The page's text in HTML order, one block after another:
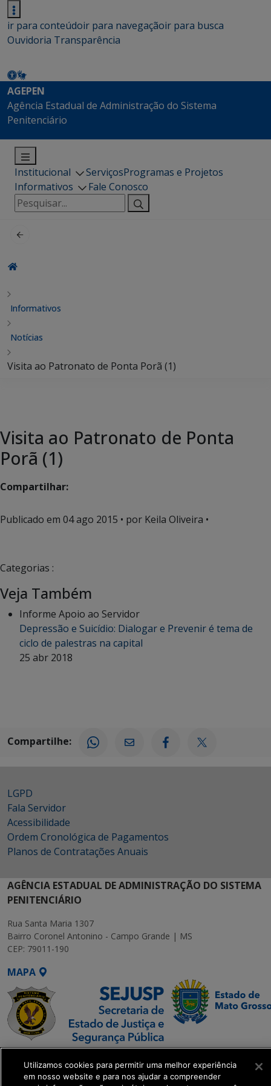
ir para conteúdoir para navegaçãoir para busca
Ouvidoria Transparência
AGEPEN
Agência Estadual de Administração do Sistema
Penitenciário
Institucional ServiçosProgramas e Projetos
Informativos
Fale Conosco
Pesquisar
por:
Informativos
Notícias
Visita ao Patronato de Ponta Porã (1)
Visita ao Patronato de Ponta
Porã (1)
Compartilhar:
Publicado em 04 ago 2015 • por Keila Oliveira •
Categorias :
Veja Também
Informe Apoio ao Servidor
Depressão e Suicídio: Dialogar e Prevenir é tema de
ciclo de palestras na capital
25 abr 2018
Compartilhe:
LGPD
Fala Servidor
Acessibilidade
Ordem Cronológica de Pagamentos
Planos de Contratações Anuais
AGÊNCIA ESTADUAL DE ADMINISTRAÇÃO DO SISTEMA
PENITENCIÁRIO
Rua Santa Maria 1307
Bairro Coronel Antonino - Campo Grande | MS
CEP: 79011-190
MAPA
SETDIG | Secretaria-
Executiva de
Utilizamos cookies para permitir uma melhor experiência
em nosso website e para nos ajudar a compreender